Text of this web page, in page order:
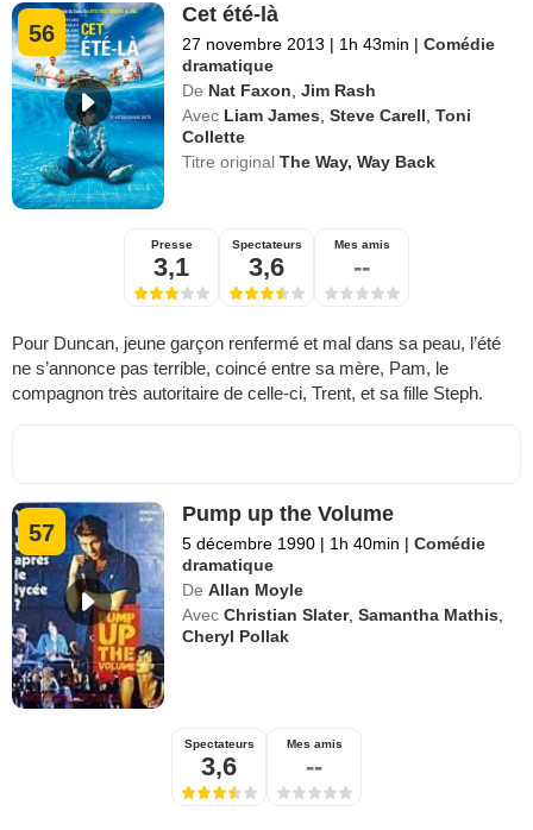
56
Cet été-là
27 novembre 2013 | 1h 43min | Comédie
dramatique
De Nat Faxon ,Jim Rash
Avec Liam James ,Steve Carell ,Toni
Collette
Titre originalThe Way, Way Back
Presse
3,1
Spectateurs
3,6
Mes amis
--
Pour Duncan, jeune garçon renfermé et mal dans sa peau, l’été
ne s’annonce pas terrible, coincé entre sa mère, Pam, le
compagnon très autoritaire de celle-ci, Trent, et sa fille Steph.
57
Pump up the Volume
5 décembre 1990 | 1h 40min | Comédie
dramatique
De Allan Moyle
Avec Christian Slater,Samantha Mathis
Cheryl Pollak
Spectateurs
3,6
Mes amis
--